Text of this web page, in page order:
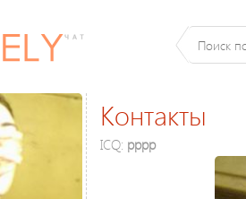
Контакты
ICQ: рррр